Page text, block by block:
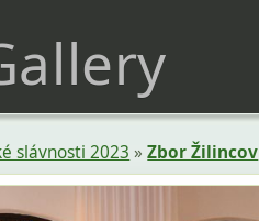
slávnosti 2023 »Zbor Žilincov